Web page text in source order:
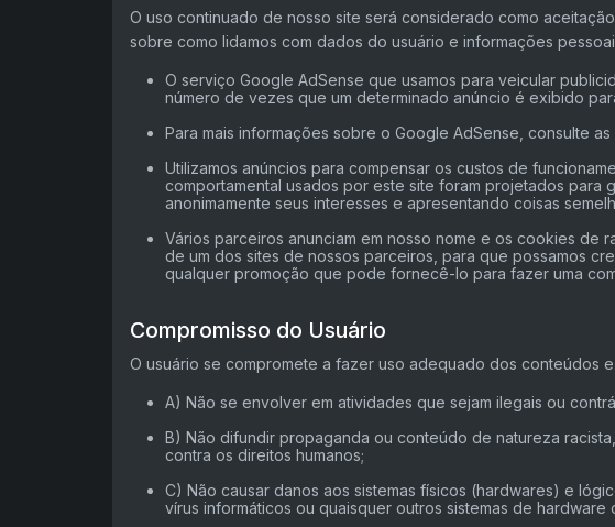
O uso continuado de nosso site será considerado como
sobre como lidamos com dados do usuário e informações
O serviço Google AdSense que usamos para veicular
número de vezes que um determinado anúncio é exibido
Para mais informações sobre o Google AdSense, consulte
Utilizamos anúncios para compensar os custos de
comportamental usados ​​por este site foram projetados
anonimamente seus interesses e apresentando coisas
Vários parceiros anunciam em nosso nome e os cookies de
de um dos sites de nossos parceiros, para que possamos
qualquer promoção que pode fornecê-lo para fazer uma
Compromisso do Usuário
O usuário se compromete a fazer uso adequado dos conteúdos
A) Não se envolver em atividades que sejam ilegais ou
B) Não difundir propaganda ou conteúdo de natureza
contra os direitos humanos;
C) Não causar danos aos sistemas físicos (hardwares) e
vírus informáticos ou quaisquer outros sistemas de